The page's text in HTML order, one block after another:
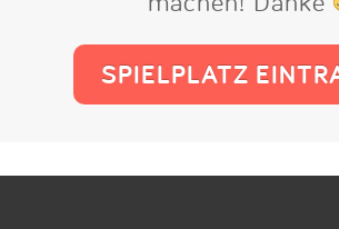
SPIELPLATZ